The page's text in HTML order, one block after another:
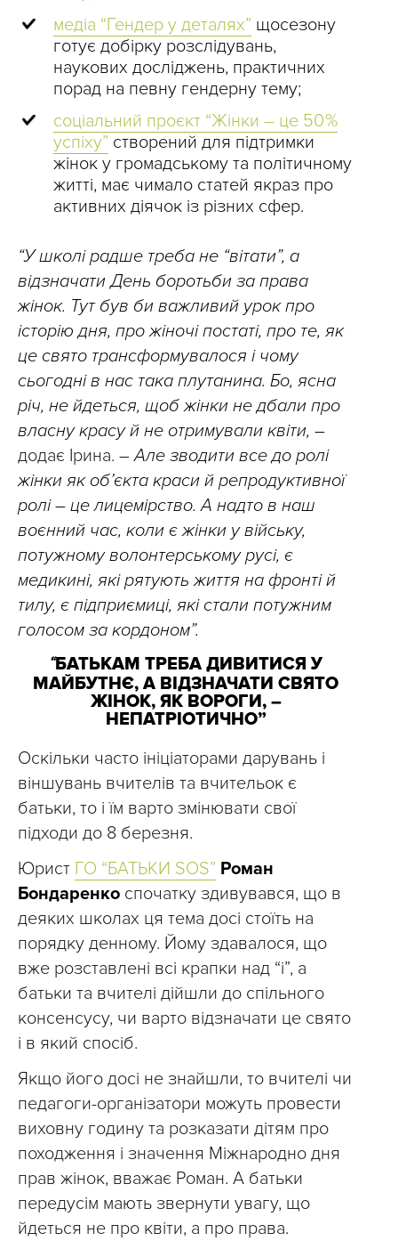
медіа “Гендер у деталях” щосезону
готує добірку розслідувань,
наукових досліджень, практичних
порад на певну гендерну тему;
соціальний проєкт “Жінки – це 50 %
успіху” створений для підтримки
жінок у громадському та політичному
житті, має чимало статей якраз про
активних діячок із різних сфер.
“У школі радше треба не “вітати”, а
відзначати День боротьби за права
жінок. Тут був би важливий урок про
історію дня, про жіночі постаті, про те, як
це свято трансформувалося і чому
сьогодні в нас така плутанина. Бо, ясна
річ, не йдеться, щоб жінки не дбали про
власну красу й не отримували квіти, –
додає Ірина. –Але зводити все до ролі
жінки як об’єкта краси й репродуктивної
ролі – це лицемірство. А надто в наш
воєнний час, коли є жінки у війську,
потужному волонтерському русі, є
медикині, які рятують життя на фронті й
тилу, є підприємиці, які стали потужним
голосом за кордоном”.
“БАТЬКАМ ТРЕБА ДИВИТИСЯ У
МАЙБУТНЄ, А ВІДЗНАЧАТИ СВЯТО
ЖІНОК, ЯК ВОРОГИ, –
НЕПАТРІОТИЧНО”
Оскільки часто ініціаторами дарувань і
віншувань вчителів та вчительок є
батьки, то і їм варто змінювати свої
підходи до 8 березня.
Юрист ГО “БАТЬКИ SOS” Роман
Бондаренко спочатку здивувався, що в
деяких школах ця тема досі стоїть на
порядку денному. Йому здавалося, що
вже розставлені всі крапки над “і”, а
батьки та вчителі дійшли до спільного
консенсусу, чи варто відзначати це свято
і в який спосіб.
Якщо його досі не знайшли, то вчителі чи
педагоги-організатори можуть провести
виховну годину та розказати дітям про
походження і значення Міжнародно дня
прав жінок, вважає Роман. А батьки
передусім мають звернути увагу, що
йдеться не про квіти, а про права.